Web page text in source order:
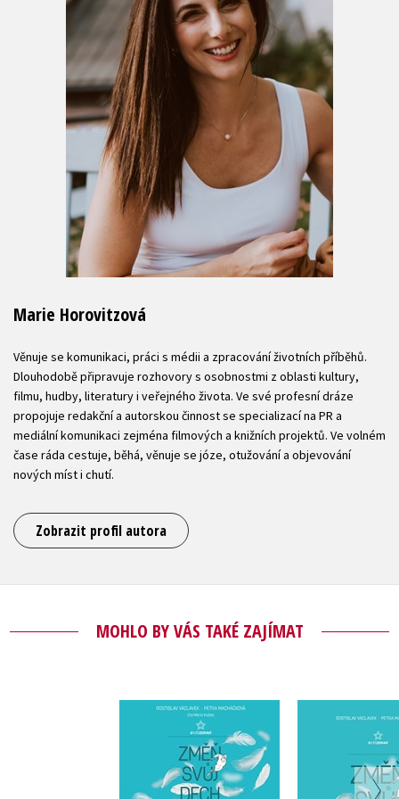
Marie Horovitzová
Věnuje se komunikaci, práci s médii a zpracování životních příběhů.
Dlouhodobě připravuje rozhovory s osobnostmi z oblasti kultury,
filmu, hudby, literatury i veřejného života. Ve své profesní dráze
propojuje redakční a autorskou činnost se specializací na PR a
mediální komunikaci zejména filmových a knižních projektů. Ve volném
čase ráda cestuje, běhá, věnuje se józe, otužování a objevování
nových míst i chutí.
Zobrazit profil autora
MOHLO BY VÁS TAKÉ ZAJÍMAT
Změň svůj dech a
začnou se dít věci
(audiokniha)
Rostislav Václavek
Petra Václavková
Změň
začnou
Rostislav
Petra